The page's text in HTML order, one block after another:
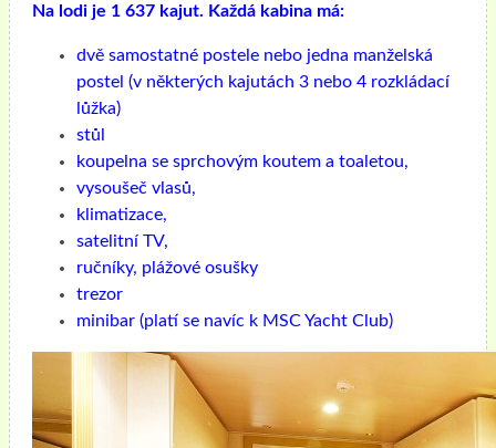
Na lodi je 1 637 kajut. Každá kabina má:
dvě samostatné postele nebo jedna manželská
postel (v některých kajutách 3 nebo 4 rozkládací
lůžka)
stůl
koupelna se sprchovým koutem a toaletou,
vysoušeč vlasů,
klimatizace,
satelitní TV,
ručníky, plážové osušky
trezor
minibar (platí se navíc k MSC Yacht Club)